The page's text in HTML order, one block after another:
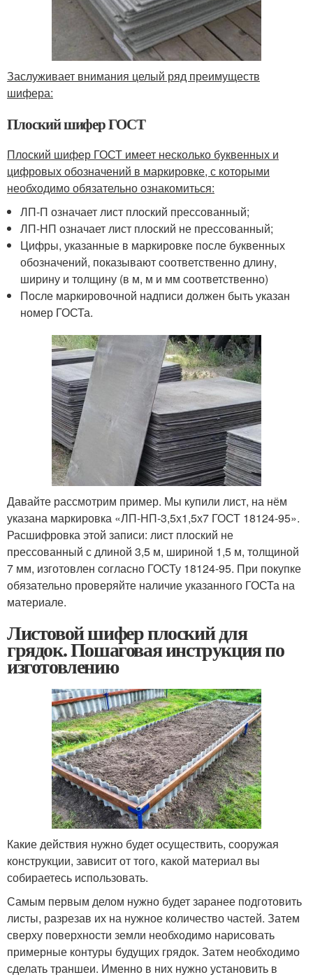
Заслуживает внимания целый ряд преимуществ
шифера:
Плоский шифер ГОСТ
Плоский шифер ГОСТ имеет несколько буквенных и
цифровых обозначений в маркировке, с которыми
необходимо обязательно ознакомиться:
ЛП-П означает лист плоский прессованный;
ЛП-НП означает лист плоский не прессованный;
Цифры, указанные в маркировке после буквенных
обозначений, показывают соответственно длину,
ширину и толщину (в м, м и мм соответственно)
После маркировочной надписи должен быть указан
номер ГОСТа.
Давайте рассмотрим пример. Мы купили лист, на нём
указана маркировка «ЛП-НП-3,5х1,5х7 ГОСТ 18124-95».
Расшифровка этой записи: лист плоский не
прессованный с длиной 3,5 м, шириной 1,5 м, толщиной
7 мм, изготовлен согласно ГОСТу 18124-95. При покупке
обязательно проверяйте наличие указанного ГОСТа на
материале.
Листовой шифер плоский для
грядок. Пошаговая инструкция по
изготовлению
Какие действия нужно будет осуществить, сооружая
конструкции, зависит от того, какой материал вы
собираетесь использовать.
Самым первым делом нужно будет заранее подготовить
листы, разрезав их на нужное количество частей. Затем
сверху поверхности земли необходимо нарисовать
примерные контуры будущих грядок. Затем необходимо
сделать траншеи. Именно в них нужно установить в